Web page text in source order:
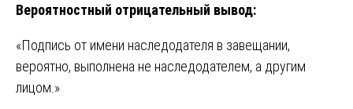
Вероятностный отрицательный вывод:
«Подпись от имени наследодателя в завещании,
вероятно, выполнена не наследодателем, а другим
лицом.»